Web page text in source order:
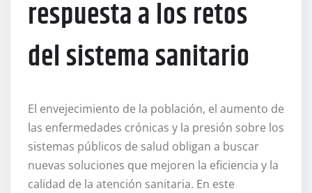
respuesta a los retos
del sistema sanitario
El envejecimiento de la población, el aumento de
las enfermedades crónicas y la presión sobre los
sistemas públicos de salud obligan a buscar
nuevas soluciones que mejoren la eficiencia y la
calidad de la atención sanitaria. En este